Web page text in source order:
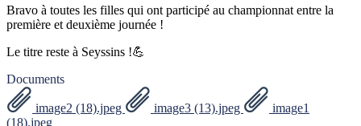
Bravo à toutes les filles qui ont participé au championnat entre la
première et deuxième journée !
Le titre reste à Seyssins !💪
Documents
image2 (18).jpeg image3 (13).jpeg
image1
(18).jpeg